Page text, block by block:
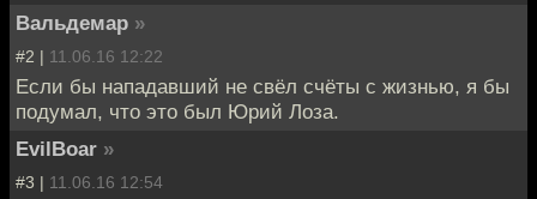
Вальдемар »
#2 | 11.06.16 12:22
Если бы нападавший не свёл счёты с жизнью, я бы
подумал, что это был Юрий Лоза.
EvilBoar »
#3 | 11.06.16 12:54